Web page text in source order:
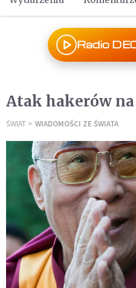
Radio
Atak hakerów
ŚWIAT WIADOMOŚCI ZE ŚWIATA